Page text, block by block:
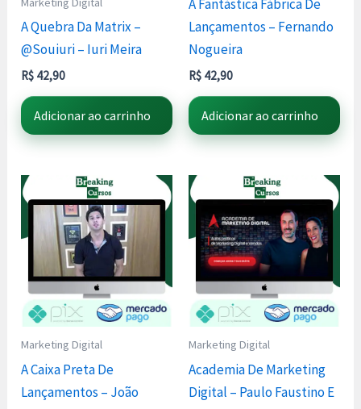
A Quebra Da Matrix –
@Souiuri – Iuri Meira
R$ 42,90
Adicionar ao carrinho
A Fantástica Fábrica De
Lançamentos – Fernando
Nogueira
R$ 42,90
Adicionar ao carrinho
Marketing Digital
A Caixa Preta De
Lançamentos – João
Marketing Digital
Academia De Marketing
Digital – Paulo Faustino E